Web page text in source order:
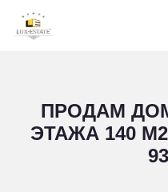
ПРОДАМ
ЭТАЖА 140